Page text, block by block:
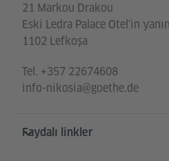
21 Markou Drakou
Eski Ledra Palace Otel'in
1102 Lefkoşa
Tel. +357 22674608
info-nikosia@goethe.de
Faydalı linkler